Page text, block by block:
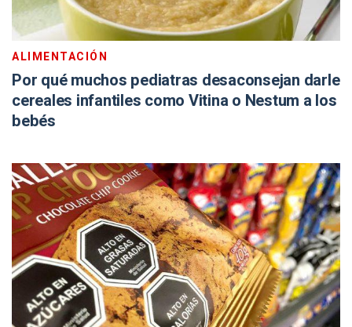
ALIMENTACIÓN
Por qué muchos pediatras desaconsejan darle
cereales infantiles como Vitina o Nestum a los
bebés